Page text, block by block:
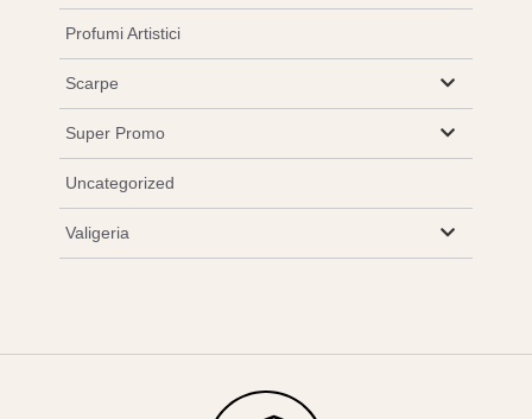
Profumi Artistici
Scarpe
Super Promo
Uncategorized
Valigeria